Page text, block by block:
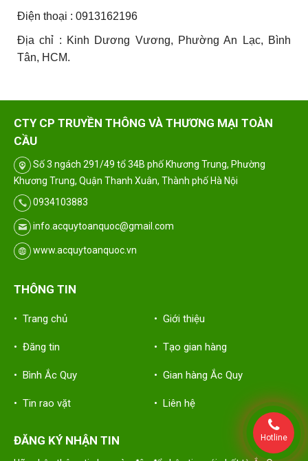
Điện thoại : 0913162196
Địa chỉ : Kinh Dương Vương, Phường An Lạc, Bình
Tân, HCM.
CTY CP TRUYỀN THÔNG VÀ THƯƠNG MẠI TOÀN
CẦU
Số 3 ngách 291/49 tổ 34B phố Khương Trung, Phường
Khương Trung, Quận Thanh Xuân, Thành phố Hà Nội
0934103883
info.acquytoanquoc@gmail.com
www.acquytoanquoc.vn
THÔNG TIN
• Trang chủ • Giới thiệu
• Đăng tin • Tạo gian hàng
• Bình Ắc Quy • Gian hàng Ắc Quy
• Tin rao vặt • Liên hệ
ĐĂNG KÝ NHẬN TIN Hotline